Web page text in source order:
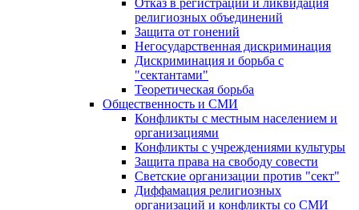
Отказ в регистрации и ликвидация
религиозных объединений
Защита от гонений
Негосударственная дискриминация
Дискриминация и борьба с
"сектантами"
Теоретическая борьба
Общественность и СМИ
Конфликты с местным населением и
организациями
Конфликты с учреждениями культуры
Защита права на свободу совести
Светские организации против "сект"
Диффамация религиозных
организаций и конфликты со СМИ